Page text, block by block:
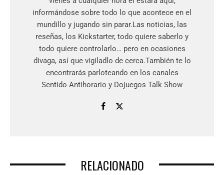
informándose sobre todo lo que acontece en el
mundillo y jugando sin parar.Las noticias, las
reseñas, los Kickstarter, todo quiere saberlo y
todo quiere controlarlo… pero en ocasiones
divaga, así que vigiladlo de cerca.También te lo
encontrarás parloteando en los canales
Sentido Antihorario y Dojuegos Talk Show
RELACIONADO